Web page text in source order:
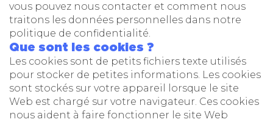
vous pouvez nous contacter et comment nous
traitons les données personnelles dans notre
politique de confidentialité.
Que sont les cookies ?
Les cookies sont de petits fichiers texte utilisés
pour stocker de petites informations. Les cookies
sont stockés sur votre appareil lorsque le site
Web est chargé sur votre navigateur. Ces cookies
nous aident à faire fonctionner le site Web